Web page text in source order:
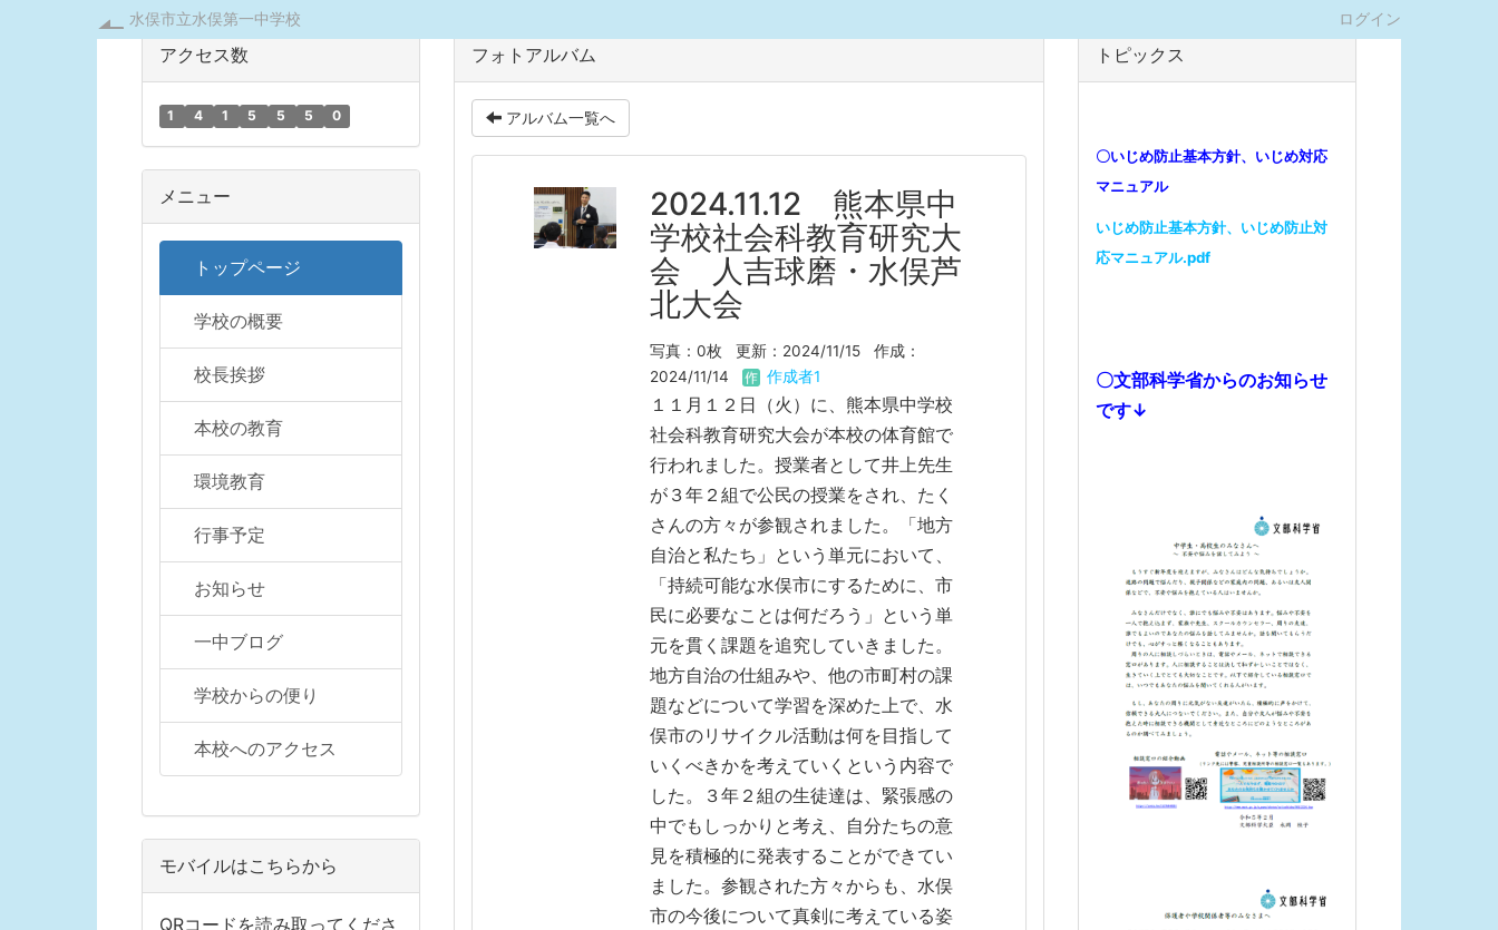
水俣市立水俣第一中学校 ログイン
フォトアルバム
アルバム一覧へ
2024.11.12 熊本県中
学校社会科教育研究大
会 人吉球磨・水俣芦
北大会
写真：0枚 更新：2024/11/15
作成：
2024/11/14
作成者1
１１月１２日（火）に、熊本県中学校
社会科教育研究大会が本校の体育館で
行われました。授業者として井上先生
が３年２組で公民の授業をされ、たく
さんの方々が参観されました。「地方
自治と私たち」という単元において、
「持続可能な水俣市にするために、市
民に必要なことは何だろう」という単
元を貫く課題を追究していきました。
地方自治の仕組みや、他の市町村の課
題などについて学習を深めた上で、水
俣市のリサイクル活動は何を目指して
いくべきかを考えていくという内容で
した。３年２組の生徒達は、緊張感の
中でもしっかりと考え、自分たちの意
見を積極的に発表することができてい
ました。参観された方々からも、水俣
市の今後について真剣に考えている姿
アクセス数
1 4 1 5 5 5 0
メニュー
トップページ
学校の概要
校長挨拶
本校の教育
環境教育
行事予定
お知らせ
一中ブログ
学校からの便り
本校へのアクセス
モバイルはこちらから
QRコードを読み取ってくださ
トピックス
〇いじめ防止基本方針、いじめ対応
マニュアル
いじめ防止基本方針、いじめ防止対
応マニュアル.pdf
〇文部科学省からのお知らせ
です↓